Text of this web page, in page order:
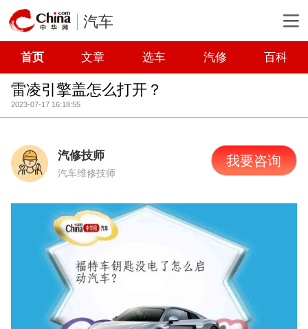
汽车
首页 文章 选车 汽修 百科
雷凌引擎盖怎么打开？
2023-07-17 16:18:55
汽修技师
汽车维修技师
我要咨询